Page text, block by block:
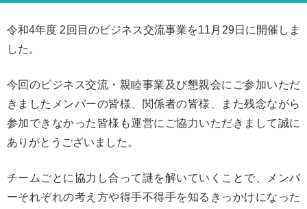
令和4年度 2回目のビジネス交流事業を11月29日に開催しま
した。
今回のビジネス交流・親睦事業及び懇親会にご参加いただ
きましたメンバーの皆様、関係者の皆様、また残念ながら
参加できなかった皆様も運営にご協力いただきまして誠に
ありがとうございました。
チームごとに協力し合って謎を解いていくことで、メンバ
ーそれぞれの考え方や得手不得手を知るきっかけになった